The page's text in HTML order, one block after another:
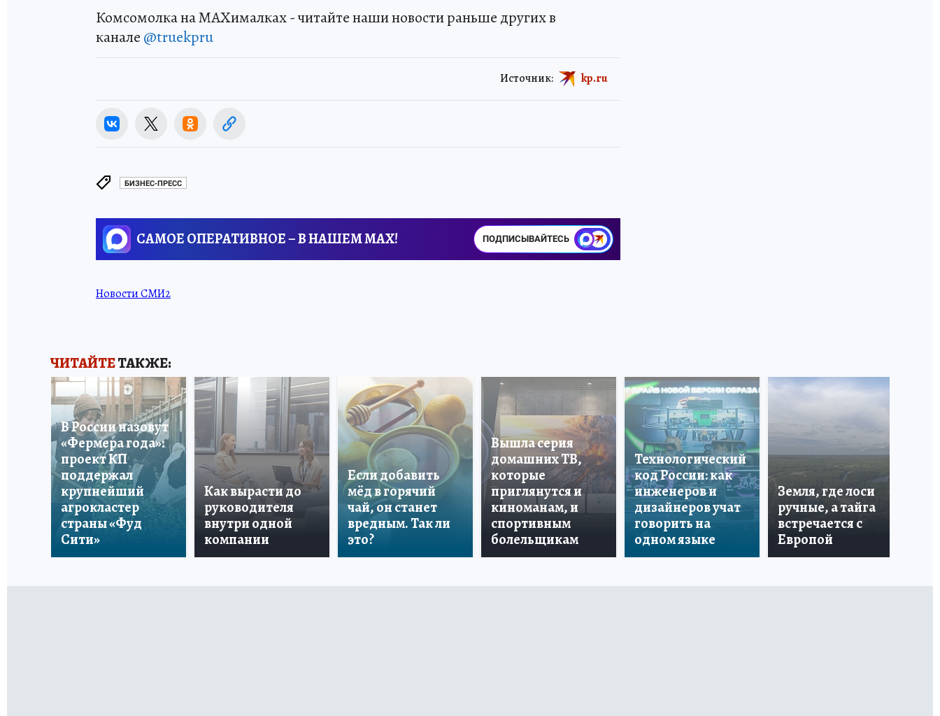
Комсомолка на MAXималках - читайте наши новости раньше других в
канале @truekpru
Источник: kp.ru
БИЗНЕС-ПРЕСС
САМОЕ ОПЕРАТИВНОЕ – В НАШЕМ MAX! ПОДПИСЫВАЙТЕСЬ
Новости СМИ2
ЧИТАЙТЕТАКЖЕ:
В России назовут
«Фермера года»:
проект КП
поддержал
крупнейший
агрокластер
страны «Фуд
Сити»
Как вырасти до
руководителя
внутри одной
компании
Если добавить
мёд в горячий
чай, он станет
вредным. Так ли
это?
Вышла серия
домашних ТВ,
которые
приглянутся и
киноманам, и
спортивным
болельщикам
Технологический
код России: как
инженеров и
дизайнеров учат
говорить на
одном языке
Земля, где лоси
ручные, а тайга
встречается с
Европой